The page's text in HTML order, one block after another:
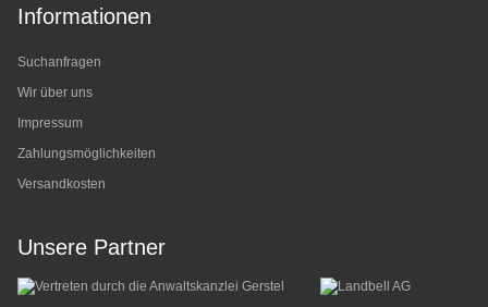
Informationen
Suchanfragen
Wir über uns
Impressum
Zahlungsmöglichkeiten
Versandkosten
Unsere Partner